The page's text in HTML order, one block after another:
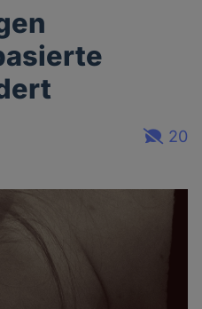
20